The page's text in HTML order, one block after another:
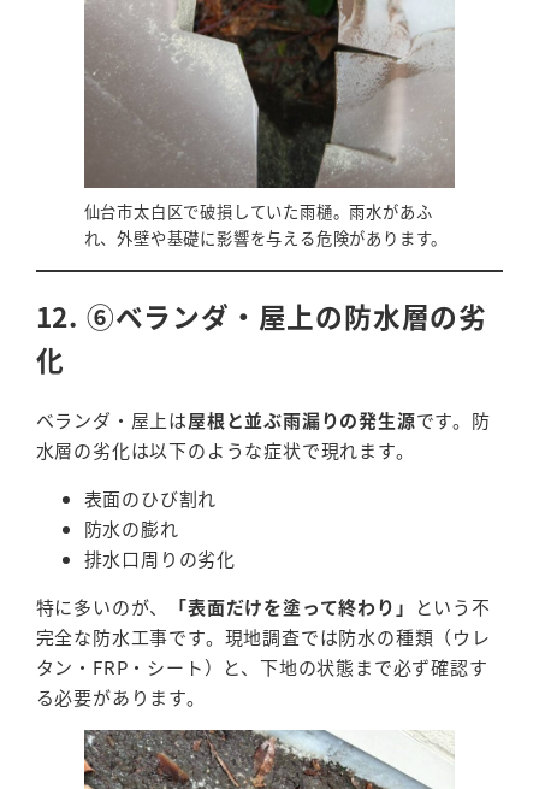
仙台市太白区で破損していた雨樋。雨水があふ
れ、外壁や基礎に影響を与える危険があります。
12. ⑥ベランダ・屋上の防水層の劣
化
ベランダ・屋上は屋根と並ぶ雨漏りの発生源です。防
水層の劣化は以下のような症状で現れます。
表面のひび割れ
防水の膨れ
排水口周りの劣化
特に多いのが、
「表面だけを塗って終わり」
という不
完全な防水工事です。現地調査では防水の種類（ウレ
タン・FRP・シート）と、下地の状態まで必ず確認す
る必要があります。